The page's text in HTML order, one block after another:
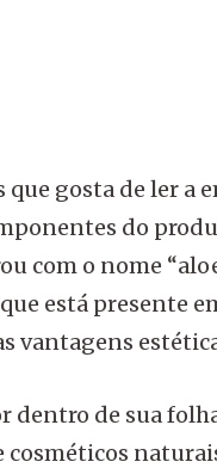
que gosta de ler a
do
com o nome
está presente
vantagens
dentro de sua